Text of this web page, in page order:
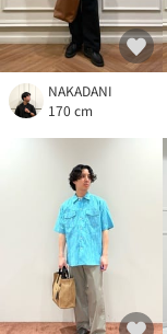
NAKADANI
170 cm